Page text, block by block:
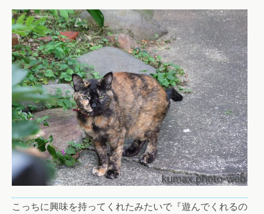
こっちに興味を持ってくれたみたいで『遊んでくれるの